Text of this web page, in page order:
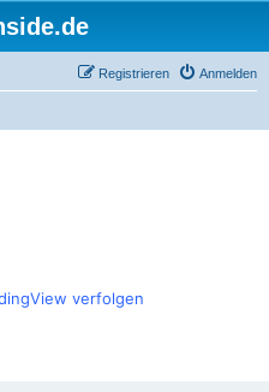
Anmelden
Registrieren
verfolgen